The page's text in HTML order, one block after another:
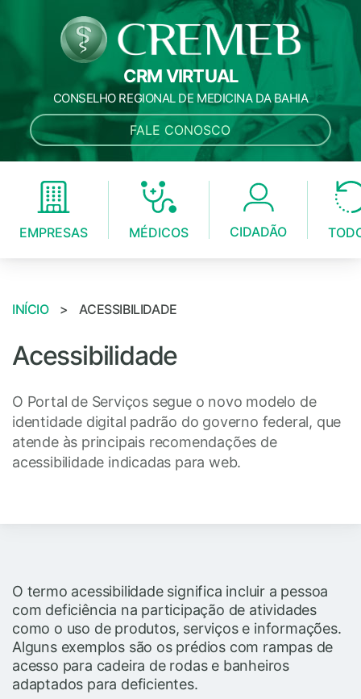
CRM VIRTUAL
CONSELHO REGIONAL DE MEDICINA DA BAHIA
FALE CONOSCO
EMPRESAS MÉDICOS CIDADÃO
INÍCIO > ACESSIBILIDADE
Acessibilidade
O Portal de Serviços segue o novo modelo de
identidade digital padrão do governo federal, que
atende às principais recomendações de
acessibilidade indicadas para web.
O termo acessibilidade significa incluir a pessoa
com deficiência na participação de atividades
como o uso de produtos, serviços e informações.
Alguns exemplos são os prédios com rampas de
acesso para cadeira de rodas e banheiros
adaptados para deficientes.